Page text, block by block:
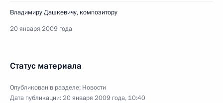
Владимиру Дашкевичу, композитору
20 января 2009 года
Статус материала
Опубликован в разделе: Новости
Дата публикации:20 января 2009 года, 10:40